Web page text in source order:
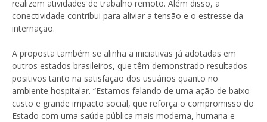
realizem atividades de trabalho remoto. Além disso, a
conectividade contribui para aliviar a tensão e o estresse da
internação.
A proposta também se alinha a iniciativas já adotadas em
outros estados brasileiros, que têm demonstrado resultados
positivos tanto na satisfação dos usuários quanto no
ambiente hospitalar. “Estamos falando de uma ação de baixo
custo e grande impacto social, que reforça o compromisso do
Estado com uma saúde pública mais moderna, humana e